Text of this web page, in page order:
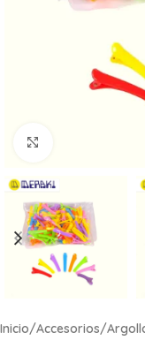
Inicio/Accesorios/